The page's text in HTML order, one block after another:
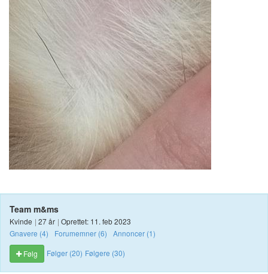
Team m&ms
Kvinde | 27 år | Oprettet: 11. feb 2023
Gnavere (4)
Forumemner (6)
Annoncer (1)
Følg
Følger (20) Følgere (30)